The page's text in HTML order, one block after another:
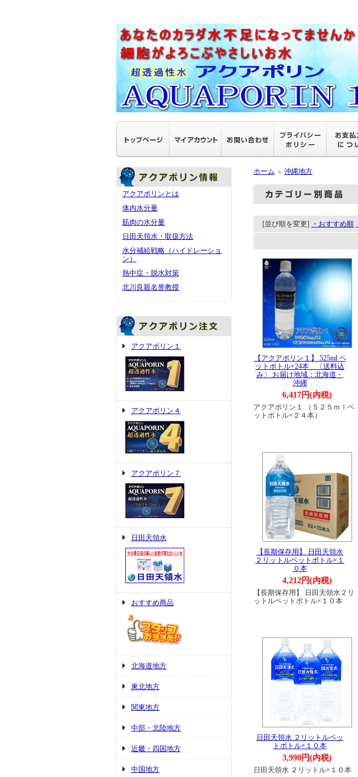
アクアポリンとは
体内水分量
筋肉の水分量
日田天領水・取扱方法
水分補給戦略（ハイドレーショ
ン）
熱中症・脱水対策
北川良親名誉教授
アクアポリン１
アクアポリン４
アクアポリン７
日田天領水
おすすめ商品
北海道地方
東北地方
関東地方
中部・北陸地方
近畿・四国地方
中国地方
ホーム ＞ 沖縄地方
[並び順を変更] ・おすすめ順
【アクアポリン１】 525ml ペ
ットボトル×24本 〔送料込
み〕 お届け地域：北海道・
沖縄
6,417円(内税)
アクアポリン１ （５２５ｍｌペ
ットボトル×２４本）
【長期保存用】 日田天領水
２リットルペットボトル×１
０本
4,212円(内税)
【長期保存用】 日田天領水２リ
ットルペットボトル×１０本
日田天領水 ２リットルペッ
トボトル×１０本
3,990円(内税)
日田天領水 ２リットル×１０本